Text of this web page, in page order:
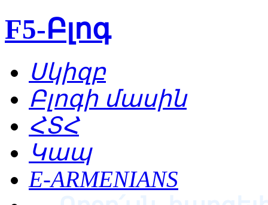
F5-Բլոգ
Սկիզբ
Բլոգի մասին
ՀՏՀ
Կապ
E-ARMENIANS